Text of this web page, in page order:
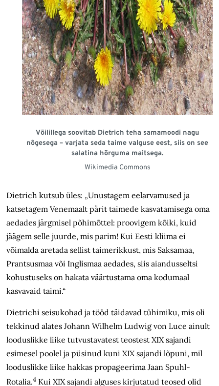
Võilillega soovitab Dietrich teha samamoodi nagu
nõgesega – varjata seda taime valguse eest, siis on see
salatina hõrguma maitsega.
Wikimedia Commons
Dietrich kutsub üles: „Unustagem eelarvamused ja
katsetagem Venemaalt pärit taimede kasvatamisega oma
aedades järgmisel põhimõttel: proovigem kõiki, kuid
jäägem selle juurde, mis parim! Kui Eesti kliima ei
võimalda aretada sellist taimerikkust, mis Saksamaa,
Prantsusmaa või Inglismaa aedades, siis aiandusseltsi
kohustuseks on hakata väärtustama oma kodumaal
kasvavaid taimi.“
Dietrichi seisukohad ja tööd täidavad tühimiku, mis oli
tekkinud alates Johann Wilhelm Ludwig von Luce ainult
looduslikke liike tutvustavatest teostest XIX sajandi
esimesel poolel ja püsinud kuni XIX sajandi lõpuni, mil
looduslikke liike hakkas propageerima Jaan Spuhl-
Rotalia.4 Kui XIX sajandi alguses kirjutatud teosed olid